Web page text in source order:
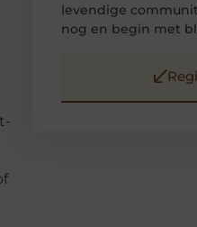
levendige
nog en begin met